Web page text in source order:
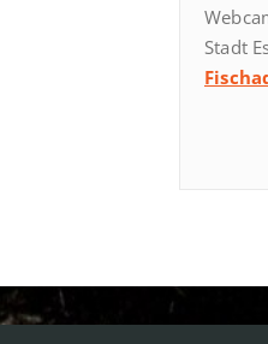
Stadt